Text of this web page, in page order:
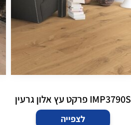
IMP3790S פרקט עץ אלון גרעין
לצפייה